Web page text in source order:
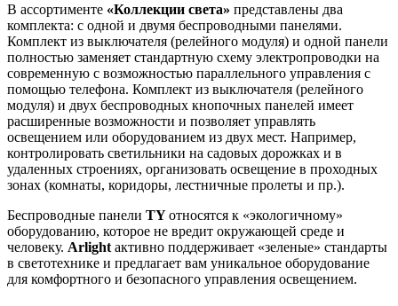
В ассортименте «Коллекции света» представлены два
комплекта: с одной и двумя беспроводными панелями.
Комплект из выключателя (релейного модуля) и одной панели
полностью заменяет стандартную схему электропроводки на
современную с возможностью параллельного управления с
помощью телефона. Комплект из выключателя (релейного
модуля) и двух беспроводных кнопочных панелей имеет
расширенные возможности и позволяет управлять
освещением или оборудованием из двух мест. Например,
контролировать светильники на садовых дорожках и в
удаленных строениях, организовать освещение в проходных
зонах (комнаты, коридоры, лестничные пролеты и пр.).
Беспроводные панели TYотносятся к «экологичному»
оборудованию, которое не вредит окружающей среде и
человеку. Arlight активно поддерживает «зеленые» стандарты
в светотехнике и предлагает вам уникальное оборудование
для комфортного и безопасного управления освещением.